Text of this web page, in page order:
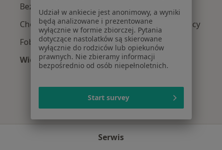
Bezsenność w Trzebnicy
Choroba afektywna dwubiegunowa w Trzebnicy
Fobie w Trzebnicy
Więcej (15)
Więcej w kategorii: Najczęście leczone
Serwis
Udział w ankiecie jest anonimowy, a wyniki
będą analizowane i prezentowane
wyłącznie w formie zbiorczej. Pytania
dotyczące nastolatków są skierowane
wyłącznie do rodziców lub opiekunów
prawnych. Nie zbieramy informacji
bezpośrednio od osób niepełnoletnich.
Start survey